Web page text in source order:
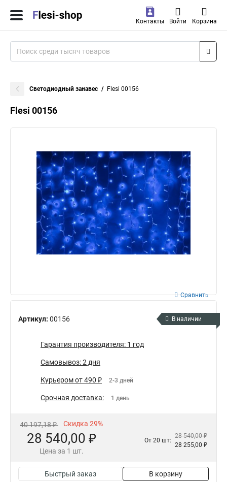
Контакты Войти Корзина
Светодиодный занавес Flesi 00156
Flesi 00156
Артикул: 00156
Сравнить
В наличии
Гарантия производителя: 1 год
Самовывоз: 2 дня
Курьером от 490 ₽ 2-3 дней
Срочная доставка: 1 день
40 197,18 ₽ Скидка 29%
28 540,00 ₽
Цена за 1 шт.
От 20 шт:
28 540,00 ₽
28 255,00 ₽
Быстрый заказ В корзину